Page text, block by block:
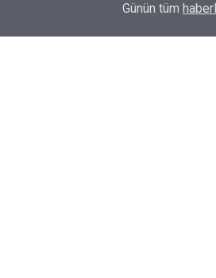
Şevket Bülend Yahnici
Günün tüm